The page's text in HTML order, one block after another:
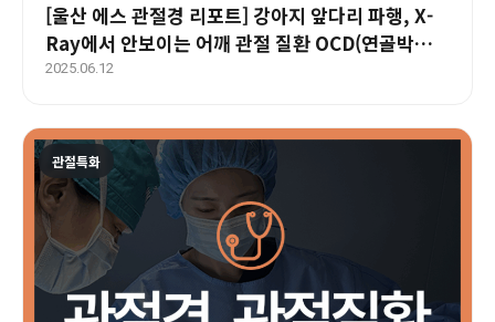
[울산 에스 관절경 리포트] 강아지 앞다리 파행, X-
Ray에서 안보이는 어깨 관절 질환 OCD(연골박리
증) 관절경 진단과 치료
2025.06.12
관절특화